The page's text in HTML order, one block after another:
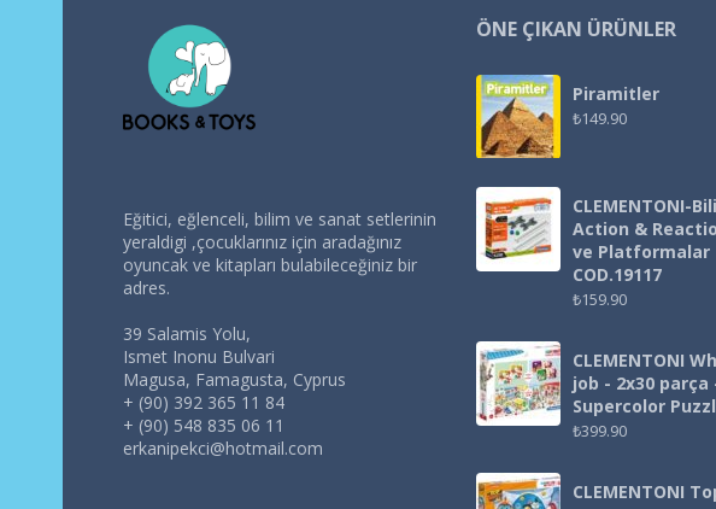
Eğitici, eğlenceli, bilim ve sanat setlerinin
yeraldigi ,çocuklarınız için aradağınız
oyuncak ve kitapları bulabileceğiniz bir
adres.
39 Salamis Yolu,
Ismet Inonu Bulvari
Magusa, Famagusta, Cyprus
+ (90) 392 365 11 84
+ (90) 548 835 06 11
erkanipekci@hotmail.com
ÖNE ÇIKAN ÜRÜNLER
Piramitler
₺149.90
CLEMENTONI-
Action &
ve Platformalar
COD.19117
₺159.90
CLEMENTONI
job - 2x30 parça
Supercolor
₺399.90
CLEMENTONI